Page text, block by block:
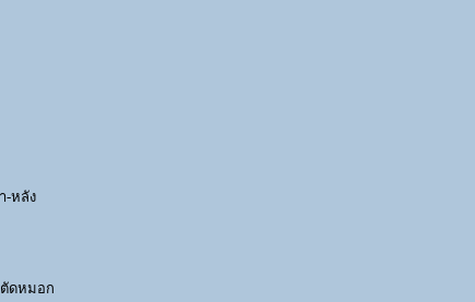
-หลัง
ดหมอก